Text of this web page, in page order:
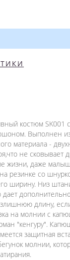
костюм SK001
Выполнен
материала -
не сковывает
жизни, даже
резинке со
ширину. Низ
длину,
на молнии с
"кенгуру".
защитная
молнии,